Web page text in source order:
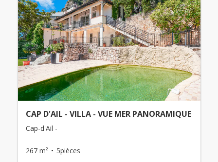
CAP D'AIL - VILLA - VUE MER PANORAMIQUE
Cap-d'Ail -
267 m² 5pièces